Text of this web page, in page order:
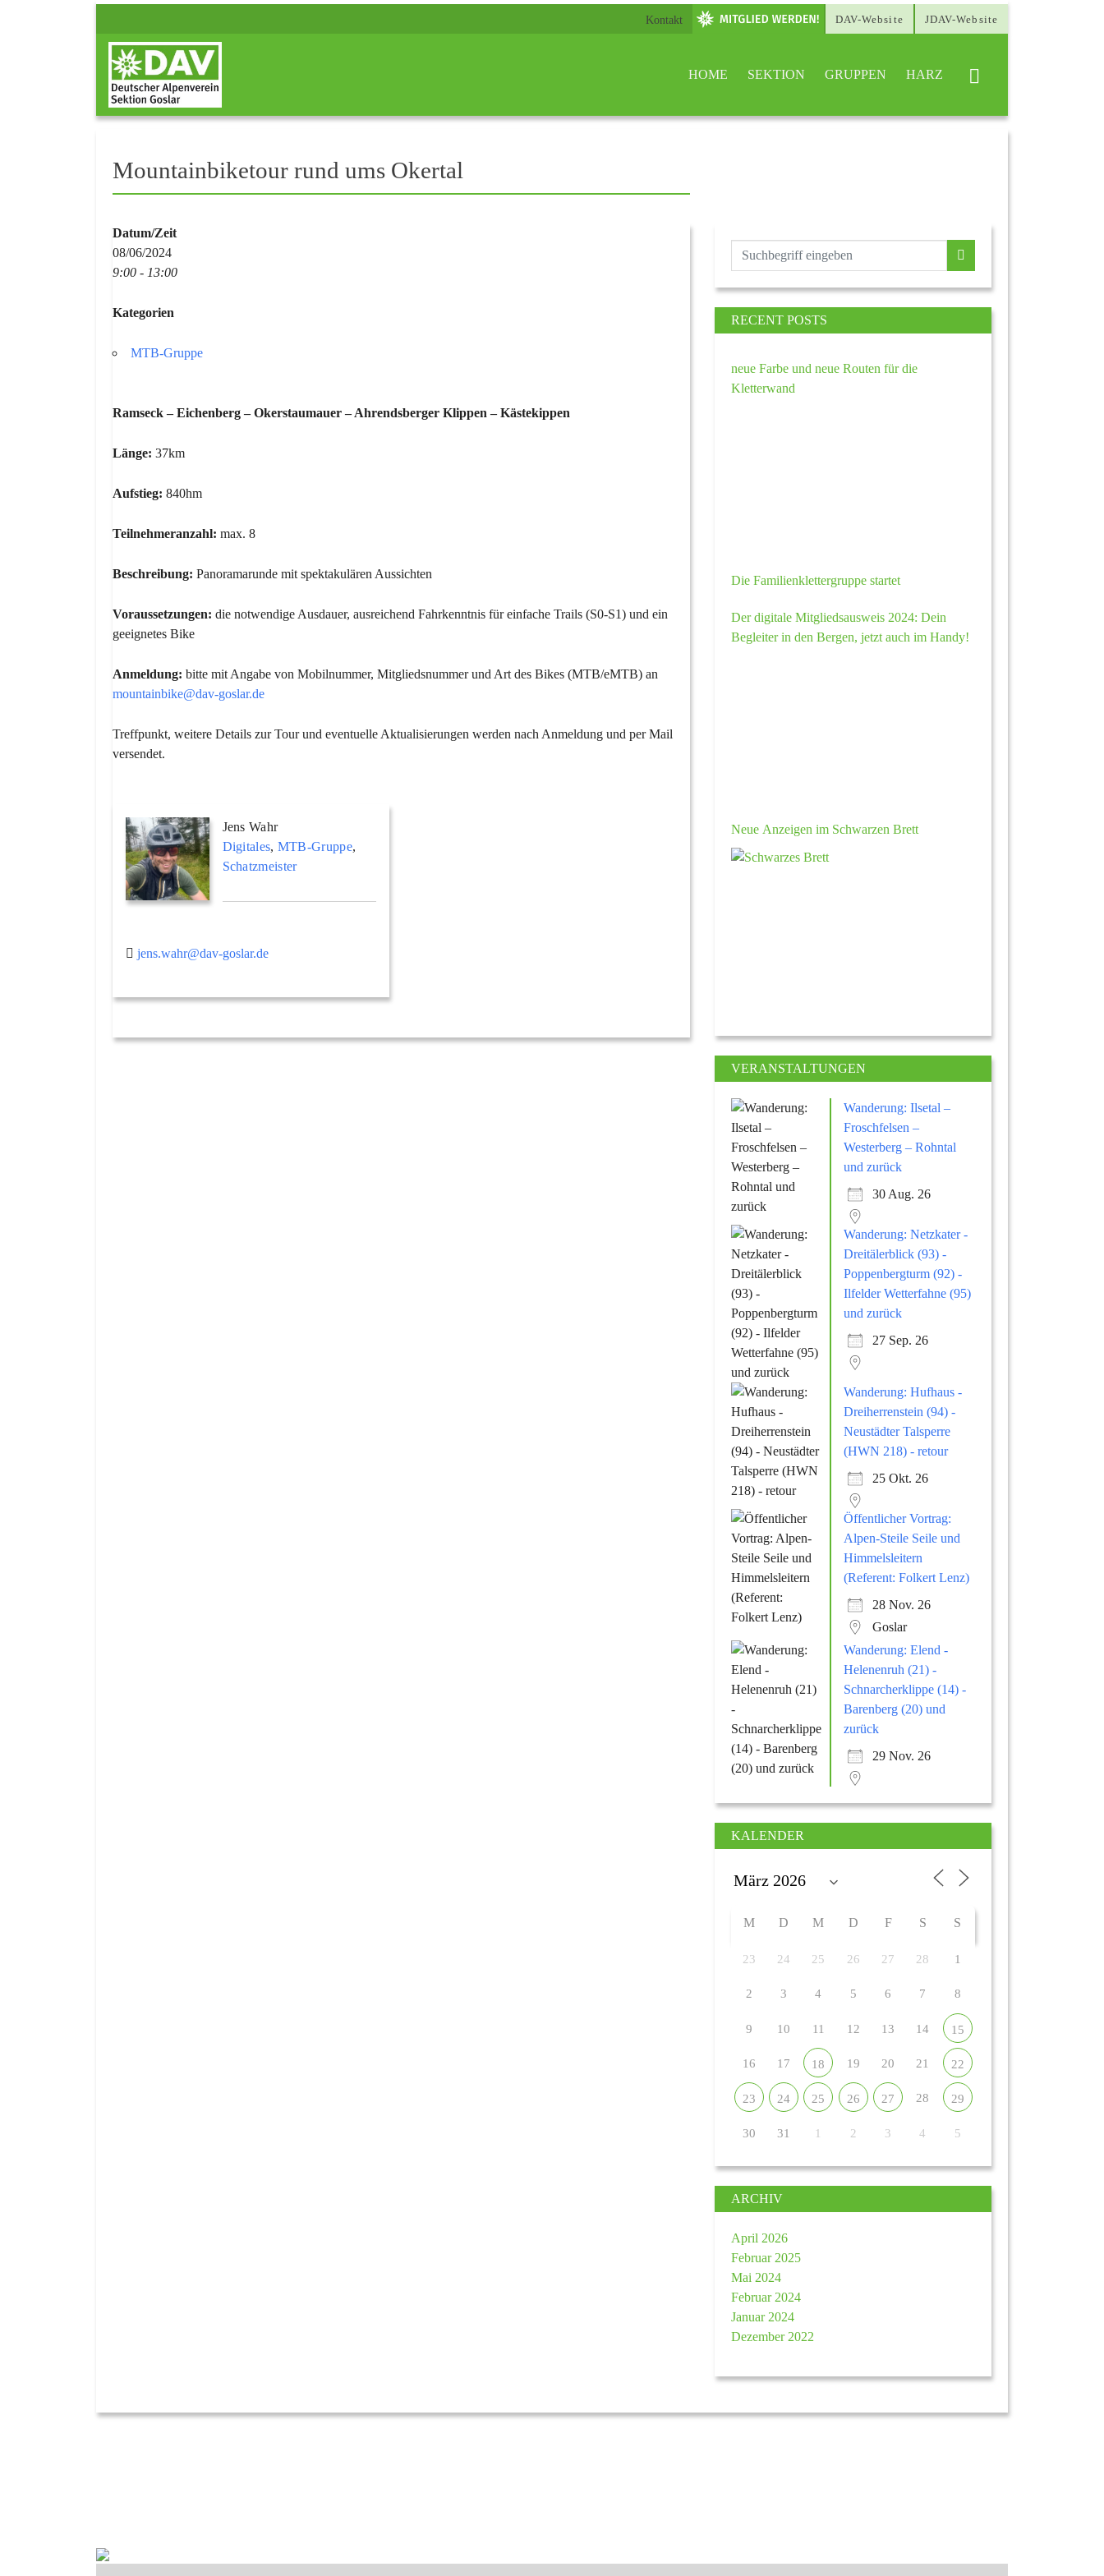
Kontakt DAV-Website JDAV-Website
HOME SEKTION GRUPPEN HARZ
Mountainbiketour rund ums Okertal
Datum/Zeit
08/06/2024
9:00 - 13:00
Kategorien
MTB-Gruppe
Ramseck – Eichenberg – Okerstaumauer – Ahrendsberger Klippen – Kästekippen
Länge: 37km
Aufstieg: 840hm
Teilnehmeranzahl: max. 8
Beschreibung: Panoramarunde mit spektakulären Aussichten
Voraussetzungen: die notwendige Ausdauer, ausreichend Fahrkenntnis für einfache Trails (S0-S1) und ein
geeignetes Bike
Anmeldung: bitte mit Angabe von Mobilnummer, Mitgliedsnummer und Art des Bikes (MTB/eMTB) an
mountainbike@dav-goslar.de
Treffpunkt, weitere Details zur Tour und eventuelle Aktualisierungen werden nach Anmeldung und per Mail
versendet.
Jens Wahr
Digitales, MTB-Gruppe,
Schatzmeister
jens.wahr@dav-goslar.de
RECENT POSTS
neue Farbe und neue Routen für die
Kletterwand
Die Familienklettergruppe startet
Der digitale Mitgliedsausweis 2024: Dein
Begleiter in den Bergen, jetzt auch im Handy!
Neue Anzeigen im Schwarzen Brett
VERANSTALTUNGEN
Wanderung: Ilsetal –
Froschfelsen –
Westerberg – Rohntal
und zurück
30 Aug. 26
Wanderung: Netzkater -
Dreitälerblick (93) -
Poppenbergturm (92) -
Ilfelder Wetterfahne (95)
und zurück
27 Sep. 26
Wanderung: Hufhaus -
Dreiherrenstein (94) -
Neustädter Talsperre
(HWN 218) - retour
25 Okt. 26
Öffentlicher Vortrag:
Alpen-Steile Seile und
Himmelsleitern
(Referent: Folkert Lenz)
28 Nov. 26
Goslar
Wanderung: Elend -
Helenenruh (21) -
Schnarcherklippe (14) -
Barenberg (20) und
zurück
29 Nov. 26
KALENDER
M D M D F S S
23 24 25 26 27 28 1
2 3 4 5 6 7 8
9 10 11 12 13 14 15
16 17 18 19 20 21 22
23 24 25 26 27 28 29
30 31 1 2 3 4 5
ARCHIV
April 2026
Februar 2025
Mai 2024
Februar 2024
Januar 2024
Dezember 2022